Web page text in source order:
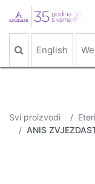
English
Svi proizvodi
ANIS